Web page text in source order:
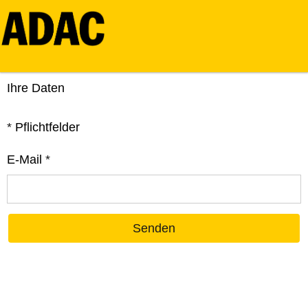
Ihre Daten
* Pflichtfelder
E-Mail *
Senden